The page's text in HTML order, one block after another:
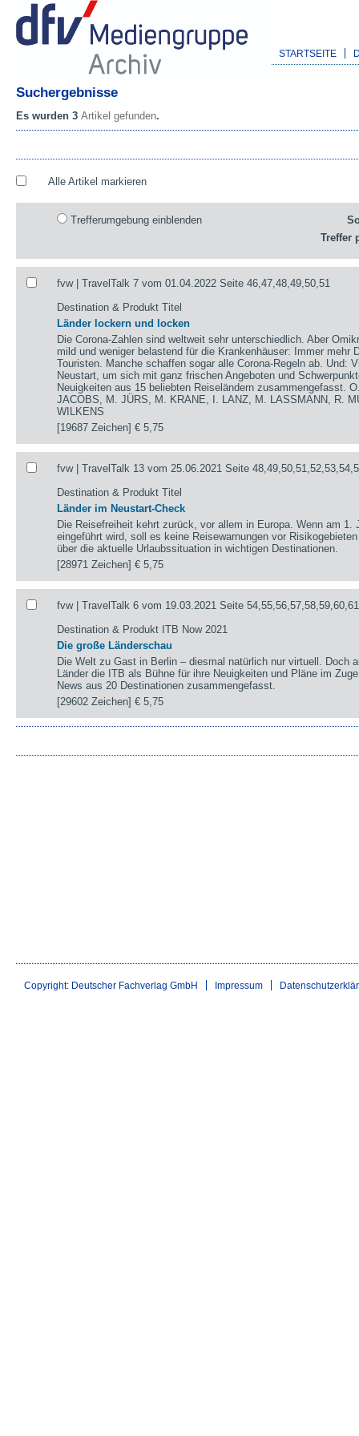
STARTSEITE
Suchergebnisse
Es wurden 3 Artikel gefunden.
Alle Artikel markieren
Trefferumgebung einblenden
Treffer
fvw | TravelTalk 7 vom 01.04.2022 Seite 46,47,48,49,50,51
Destination & Produkt Titel
Länder lockern und locken
Die Corona-Zahlen sind weltweit sehr unterschiedlich. Aber
mild und weniger belastend für die Krankenhäuser: Immer mehr
Touristen. Manche schaffen sogar alle Corona-Regeln ab. Und:
Neustart, um sich mit ganz frischen Angeboten und
Neuigkeiten aus 15 beliebten Reiseländern zusammengefasst.
JACOBS, M. JÜRS, M. KRANE, I. LANZ, M. LASSMANN, R.
WILKENS
[19687 Zeichen]€ 5,75
fvw | TravelTalk 13 vom 25.06.2021 Seite
Destination & Produkt Titel
Länder im Neustart-Check
Die Reisefreiheit kehrt zurück, vor allem in Europa. Wenn am 1.
eingeführt wird, soll es keine Reisewarnungen vor
über die aktuelle Urlaubssituation in wichtigen Destinationen.
[28971 Zeichen]€ 5,75
fvw | TravelTalk 6 vom 19.03.2021 Seite
Destination & Produkt ITB Now 2021
Die große Länderschau
Die Welt zu Gast in Berlin – diesmal natürlich nur virtuell. Doch
Länder die ITB als Bühne für ihre Neuigkeiten und Pläne im
News aus 20 Destinationen zusammengefasst.
[29602 Zeichen]€ 5,75
Copyright: Deutscher Fachverlag GmbH Impressum